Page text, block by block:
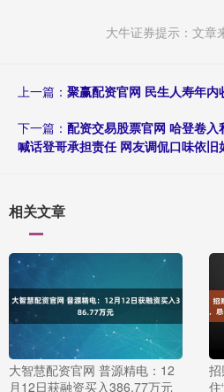
大牛证券提示：文章
上一篇： 聚赢配资官网 民生人寿年内
下一篇： 配资交易股票官网 哈登卷
喊话登哥承担责任 网友调侃口味依旧
相关文章
大智慧配资官网 普源精电：12
月12日获融资买入386.77万元
住